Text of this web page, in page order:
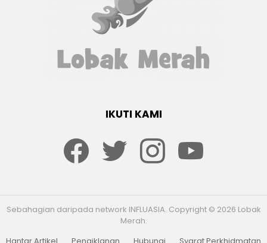
IKUTI KAMI
Sebahagian daripada network INFLUASIA. Copyright © 2026 Lobak
Merah.